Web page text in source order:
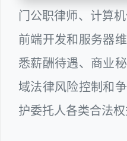
门公职律师、计算
前端开发和服务器
悉薪酬待遇、商业
域法律风险控制和
护委托人各类合法权